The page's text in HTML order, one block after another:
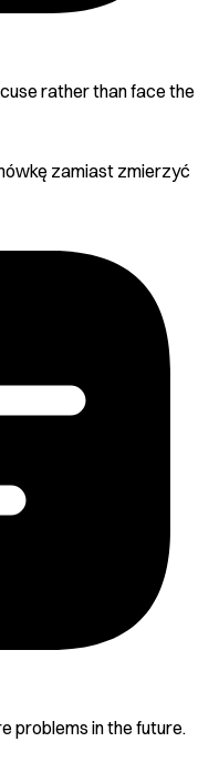
rather than face the
zamiast zmierzyć
problems in the future.